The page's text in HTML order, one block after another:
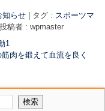
知らせ タグ : スポーツマ
投稿者 : wpmaster
1
肉を鍛えて血流を良く